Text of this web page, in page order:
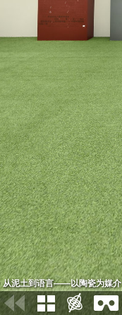
从泥土到语言——以陶瓷为媒介